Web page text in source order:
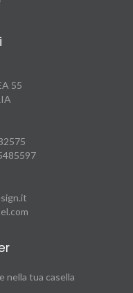
55
nella tua casella